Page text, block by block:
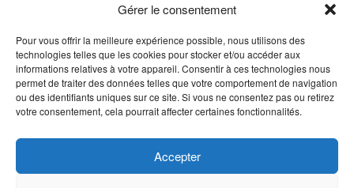
Gérer le consentement
Pour vous offrir la meilleure expérience possible, nous utilisons des
technologies telles que les cookies pour stocker et/ou accéder aux
informations relatives à votre appareil. Consentir à ces technologies nous
permet de traiter des données telles que votre comportement de navigation
ou des identifiants uniques sur ce site. Si vous ne consentez pas ou retirez
votre consentement, cela pourrait affecter certaines fonctionnalités.
Accepter
TVA: BE0405.895.609
IBAN: KBC / BE51 7340 2410 9862
BIC: KBC / KREDBEBB
Mentions légales|Avis de non-responsabilité
par e-mail|Conditions de vente
© LDA Belgium, tous droits réservés.